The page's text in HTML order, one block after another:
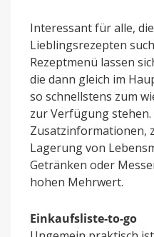
Interessant für alle,
Lieblingsrezepten
Rezeptmenü lassen
die dann gleich im
so schnellstens zum
zur Verfügung stehen.
Zusatzinformationen,
Lagerung von
Getränken oder
hohen Mehrwert.
Einkaufsliste-to-go